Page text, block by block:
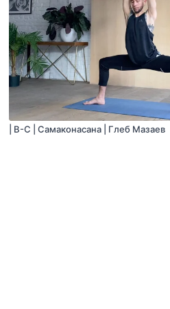
| B-С | Самаконасана | Глеб Мазаев